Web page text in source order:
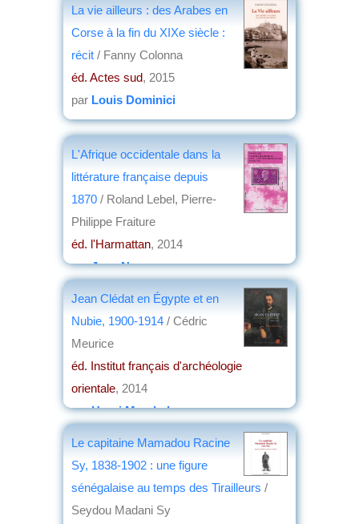
La vie ailleurs : des Arabes en
Corse à la fin du XIXe siècle :
récit / Fanny Colonna
éd. Actes sud, 2015
par Louis Dominici
L'Afrique occidentale dans la
littérature française depuis
1870 / Roland Lebel, Pierre-
Philippe Fraiture
éd. l'Harmattan, 2014
parJean Nemo
Jean Clédat en Égypte et en
Nubie, 1900-1914 / Cédric
Meurice
éd. Institut français d'archéologie
orientale, 2014
parHenri Marchal
Le capitaine Mamadou Racine
Sy, 1838-1902 : une figure
sénégalaise au temps des Tirailleurs /
Seydou Madani Sy